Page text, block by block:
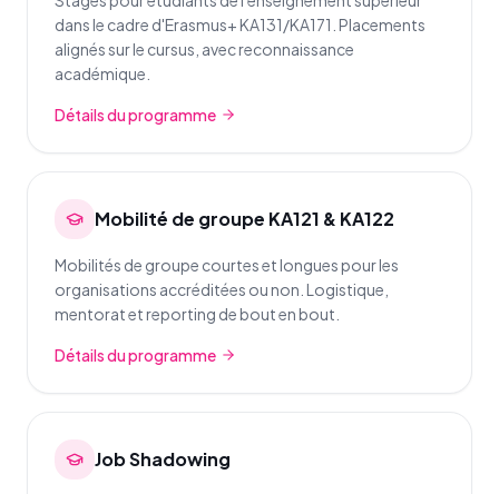
dans le cadre d'Erasmus+ KA131/KA171. Placements
alignés sur le cursus, avec reconnaissance
académique.
Détails du programme
Mobilité de groupe KA121 & KA122
Mobilités de groupe courtes et longues pour les
organisations accréditées ou non. Logistique,
mentorat et reporting de bout en bout.
Détails du programme
Job Shadowing